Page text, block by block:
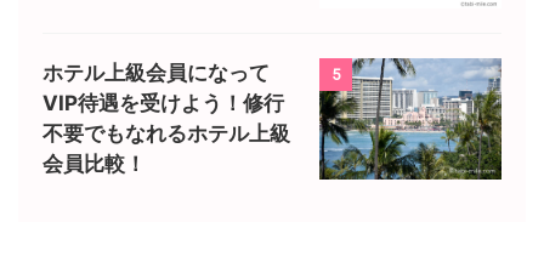
5
ホテル上級会員になって
VIP待遇を受けよう！修行
不要でもなれるホテル上級
会員比較！